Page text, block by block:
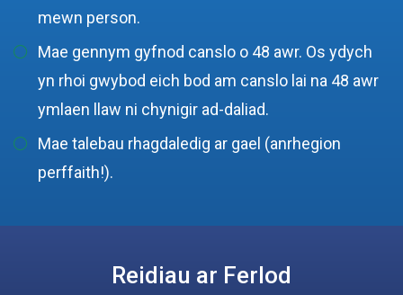
mewn person.
Mae gennym gyfnod canslo o 48 awr. Os ydych
yn rhoi gwybod eich bod am canslo lai na 48 awr
ymlaen llaw ni chynigir ad-daliad.
Mae talebau rhagdaledig ar gael (anrhegion
perffaith!).
Reidiau ar Ferlod